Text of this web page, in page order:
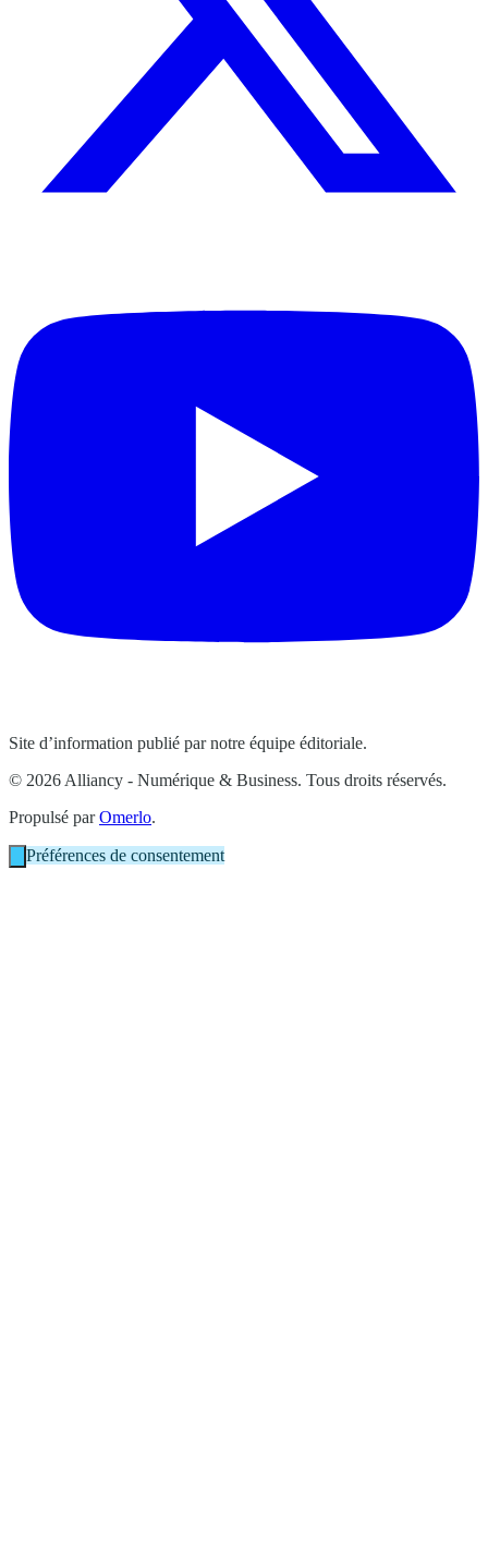
Site d’information publié par notre équipe éditoriale.
© 2026 Alliancy - Numérique & Business. Tous droits réservés.
Propulsé parOmerlo.
Préférences de consentement